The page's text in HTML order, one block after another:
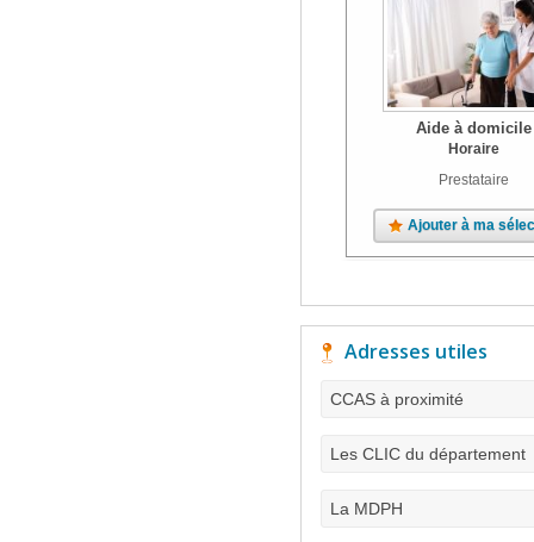
Aide à domicile
Horaire
Prestataire
Ajouter à ma
Adresses utiles
CCAS à proximité
Les CLIC du département
La MDPH